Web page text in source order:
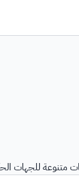
متنوعة للجهات